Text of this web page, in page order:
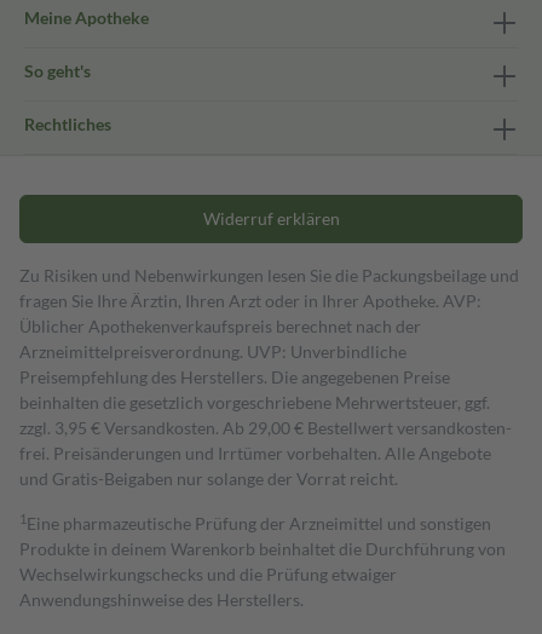
Meine Apotheke
So geht's
Rechtliches
Widerruf erklären
Zu Risiken und Nebenwirkungen lesen Sie die Packungsbeilage und
fragen Sie Ihre Ärztin, Ihren Arzt oder in Ihrer Apotheke. AVP:
Üblicher Apothekenverkaufspreis berechnet nach der
Arzneimittelpreisverordnung. UVP: Unverbindliche
Preisempfehlung des Herstellers. Die angegebenen Preise
beinhalten die gesetzlich vorgeschriebene Mehrwertsteuer, ggf.
zzgl. 3,95 € Versandkosten. Ab 29,00 € Bestell­wert versand­kosten­
frei. Preisänderungen und Irrtümer vorbehalten. Alle Angebote
und Gratis-Beigaben nur solange der Vorrat reicht.
1 Eine pharmazeutische Prüfung der Arzneimittel und sonstigen
Produkte in deinem Warenkorb beinhaltet die Durchführung von
Wechselwirkungschecks und die Prüfung etwaiger
Anwendungshinweise des Herstellers.